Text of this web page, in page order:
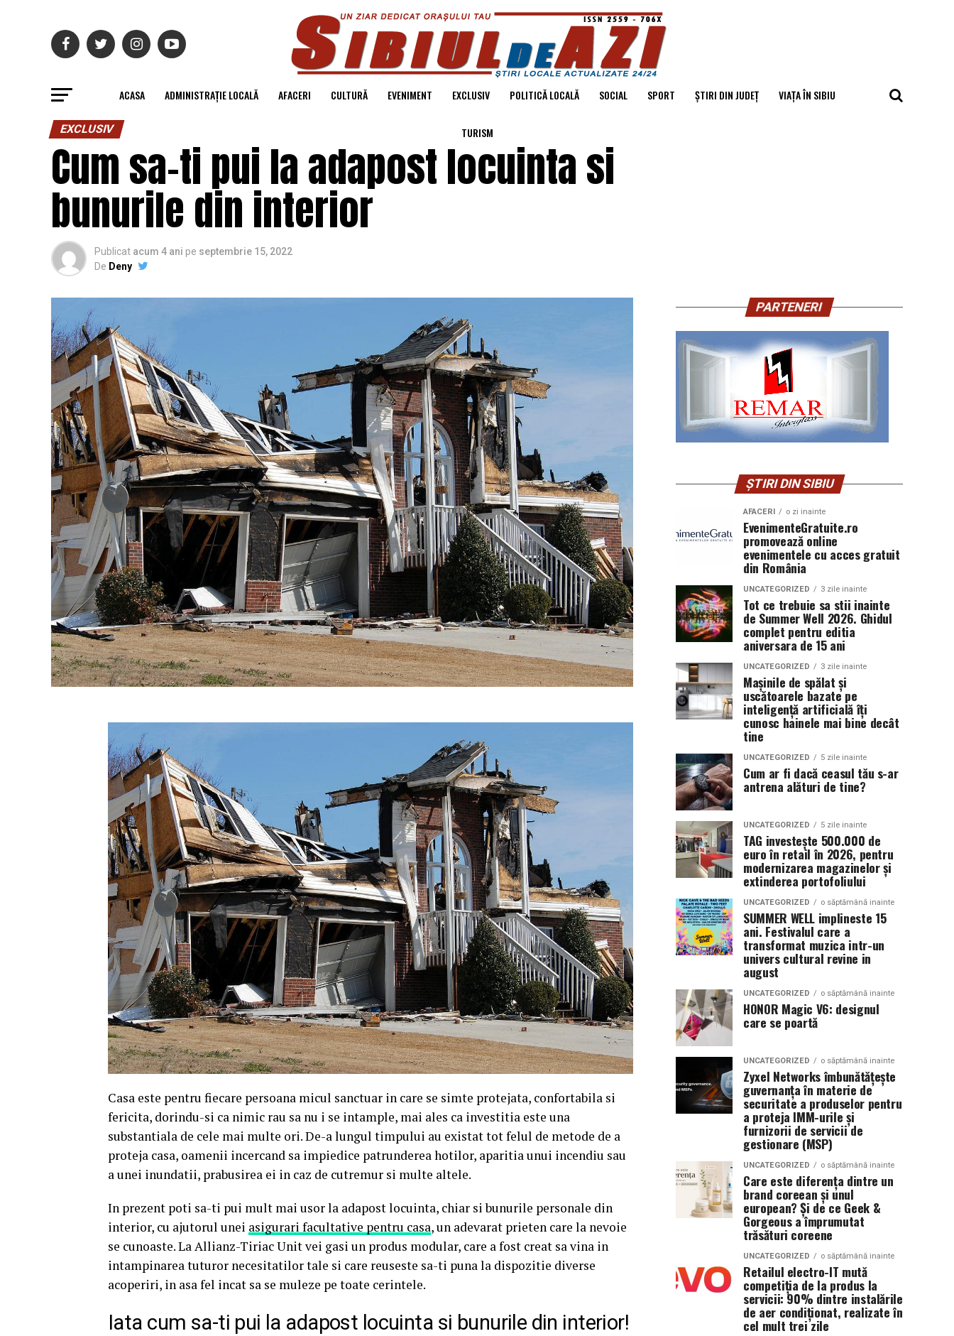
ACASA ADMINISTRAȚIE LOCALĂ AFACERI CULTURĂ EVENIMENT EXCLUSIV POLITICĂ LOCALĂ SOCIAL SPORT ȘTIRI DIN JUDEȚ VIAȚA ÎN SIBIU
TURISM
EXCLUSIV
Cum sa-ti pui la adapost locuinta si
bunurile din interior
Publicat acum 4 ani pe septembrie 15, 2022
De Deny
Casa este pentru fiecare persoana micul sanctuar in care se simte protejata, confortabila si
fericita, dorindu-si ca nimic rau sa nu i se intample, mai ales ca investitia este una
substantiala de cele mai multe ori. De-a lungul timpului au existat tot felul de metode de a
proteja casa, oamenii incercand sa impiedice patrunderea hotilor, aparitia unui incendiu sau
a unei inundatii, prabusirea ei in caz de cutremur si multe altele.
In prezent poti sa-ti pui mult mai usor la adapost locuinta, chiar si bunurile personale din
interior, cu ajutorul unei asigurari facultative pentru casa, un adevarat prieten care la nevoie
se cunoaste. La Allianz-Tiriac Unit vei gasi un produs modular, care a fost creat sa vina in
intampinarea tuturor necesitatilor tale si care reuseste sa-ti puna la dispozitie diverse
acoperiri, in asa fel incat sa se muleze pe toate cerintele.
Iata cum sa-ti pui la adapost locuinta si bunurile din interior!
PARTENERI
ȘTIRI DIN SIBIU
AFACERI o zi inainte
EvenimenteGratuite.ro
promovează online
evenimentele cu acces gratuit
din România
UNCATEGORIZED 3 zile inainte
Tot ce trebuie sa stii inainte
de Summer Well 2026. Ghidul
complet pentru editia
aniversara de 15 ani
UNCATEGORIZED 3 zile inainte
Mașinile de spălat și
uscătoarele bazate pe
inteligență artificială îți
cunosc hainele mai bine decât
tine
UNCATEGORIZED 5 zile inainte
Cum ar fi dacă ceasul tău s-ar
antrena alături de tine?
UNCATEGORIZED 5 zile inainte
TAG investește 500.000 de
euro în retail în 2026, pentru
modernizarea magazinelor și
extinderea portofoliului
UNCATEGORIZED o săptămână inainte
SUMMER WELL implineste 15
ani. Festivalul care a
transformat muzica intr-un
univers cultural revine in
august
UNCATEGORIZED o săptămână inainte
HONOR Magic V6: designul
care se poartă
UNCATEGORIZED o săptămână inainte
Zyxel Networks îmbunătățește
guvernanța în materie de
securitate a produselor pentru
a proteja IMM-urile și
furnizorii de servicii de
gestionare (MSP)
UNCATEGORIZED o săptămână inainte
Care este diferența dintre un
brand coreean și unul
european? Și de ce Geek &
Gorgeous a împrumutat
trăsături coreene
UNCATEGORIZED o săptămână inainte
Retailul electro-IT mută
competiția de la produs la
servicii: 90% dintre instalările
de aer condiționat, realizate în
cel mult trei zile